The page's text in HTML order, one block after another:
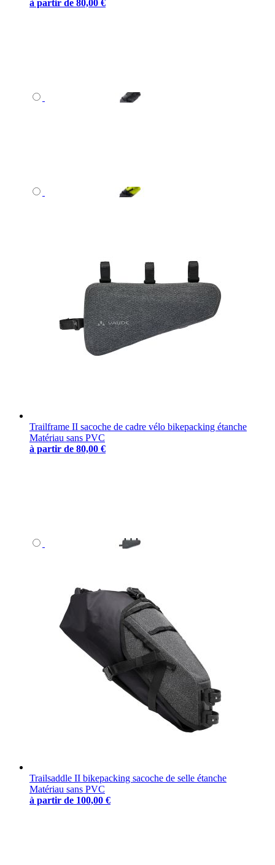
à partir de 80,00 €
Trailframe II sacoche de cadre vélo bikepacking étanche
Matériau sans PVC
à partir de 80,00 €
Trailsaddle II bikepacking sacoche de selle étanche
Matériau sans PVC
à partir de 100,00 €